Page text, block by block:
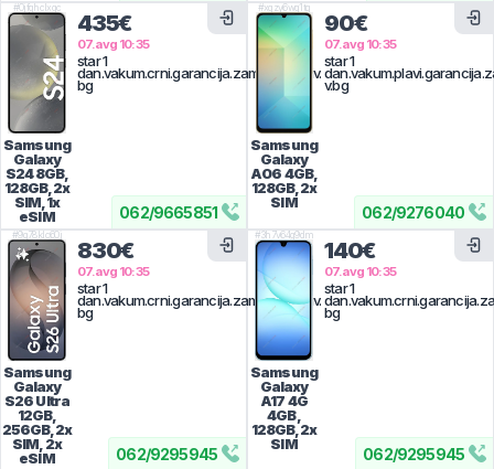
062/9665851
#0jfqhclxgc
Samsung
Galaxy
S248GB,
128GB, 2x
SIM, 1x
eSIM
435€
07.avg 10:35
star 1
dan.vakum.crni.garancija.zamena,poziv.
bg
062/9276040
#xgzy6wg1tq
Samsung
Galaxy
A064GB,
128GB, 2x
SIM
90€
07.avg 10:35
star 1
v.bg
062/9295945
#9g78klc60j
Samsung
Galaxy
S26 Ultra
12GB,
256GB, 2x
SIM, 2x
eSIM
830€
07.avg 10:35
star 1
dan.vakum.crni.garancija.zamena,poziv.
bg
062/9295945
#3h7v64g9dm
Samsung
Galaxy
A17 4G
4GB,
128GB, 2x
SIM
140€
07.avg 10:35
star 1
bg